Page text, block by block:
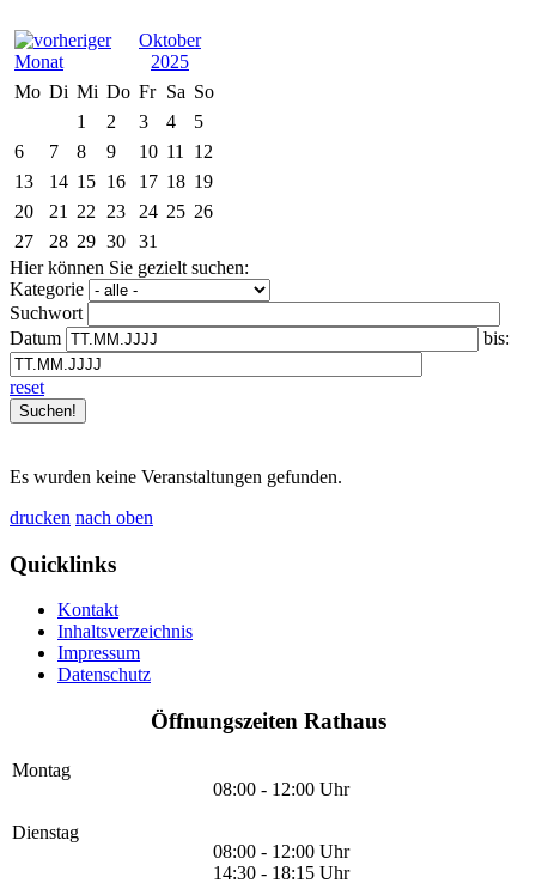
Oktober
2025
Mo Di Mi Do Fr Sa So
1
2 3 4
5
6
7 8 9 10 11
12
13
14 15 16 17 18 19
20
21 22 23 24 25 26
27
28 29 30
31
Hier können Sie gezielt suchen:
Kategorie
Suchwort
Datum
bis:
reset
Es wurden keine Veranstaltungen gefunden.
drucken nach oben
Quicklinks
Kontakt
Inhaltsverzeichnis
Impressum
Datenschutz
Öffnungszeiten Rathaus
Montag
08:00 - 12:00 Uhr
Dienstag
08:00 - 12:00 Uhr
14:30 - 18:15 Uhr